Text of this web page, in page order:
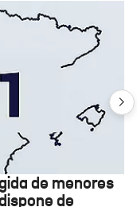
de menores
de